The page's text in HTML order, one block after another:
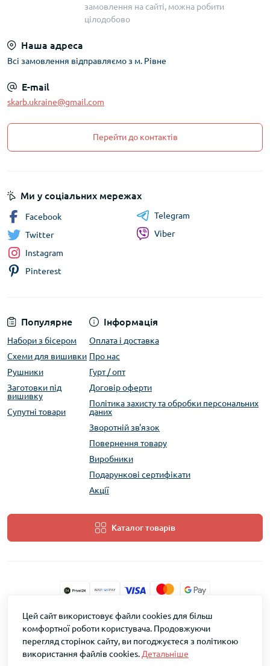
замовлення на сайті, можна робити
цілодобово
Наша адреса
Всі замовлення відправляємо з м. Рівне
E-mail
skarb.ukraine@gmail.com
Перейти до контактів
Популярне
Набори з бісером
Схеми для вишивки
Рушники
Заготовки під
вишивку
Супутні товари
Інформація
Оплата і доставка
Про нас
Гурт / опт
Договір оферти
Політика захисту та обробки персональних
даних
Зворотній зв'язок
Повернення товару
Виробники
Подарункові сертифікати
Акції
Каталог товарів
Ми у соціальних мережах
Facebook
Twitter
Instagram
Pinterest
Telegram
Viber
ТМ Скарб © 2026
Цей сайт використовує файли cookies для більш
комфортної роботи користувача. Продовжуючи
перегляд сторінок сайту, ви погоджуєтеся з політикою
використання файлів cookies. Детальніше